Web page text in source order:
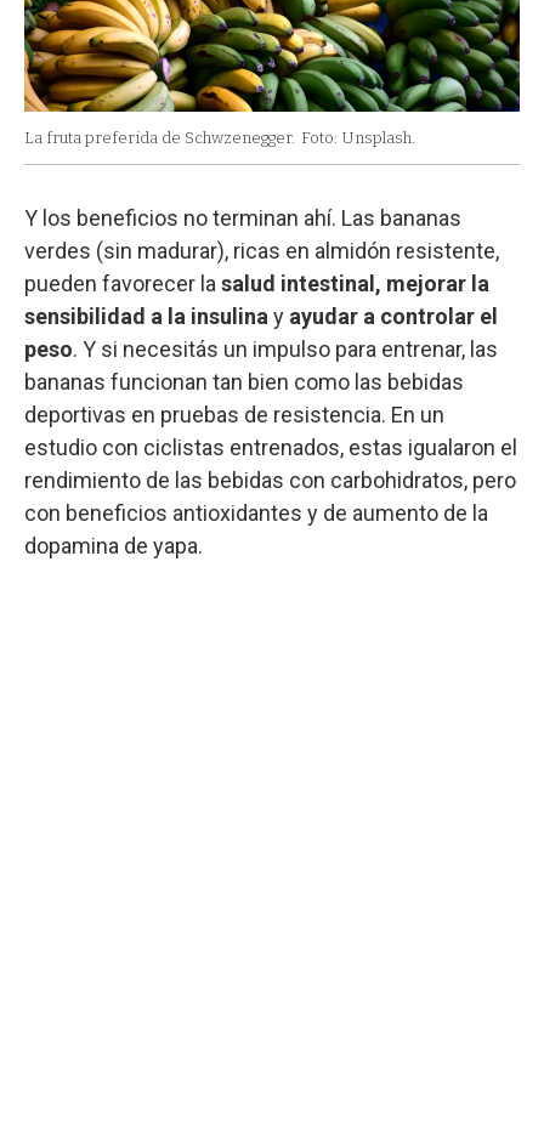
La fruta preferida de Schwzenegger. Foto: Unsplash.
Y los beneficios no terminan ahí. Las bananas
verdes (sin madurar), ricas en almidón resistente,
pueden favorecer la salud intestinal, mejorar la
sensibilidad a la insulina y ayudar a controlar el
peso. Y si necesitás un impulso para entrenar, las
bananas funcionan tan bien como las bebidas
deportivas en pruebas de resistencia. En un
estudio con ciclistas entrenados, estas igualaron el
rendimiento de las bebidas con carbohidratos, pero
con beneficios antioxidantes y de aumento de la
dopamina de yapa.